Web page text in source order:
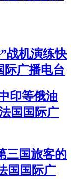
战机演练快
际广播电台
印等俄油
国国际广
三国旅客的
国国际广